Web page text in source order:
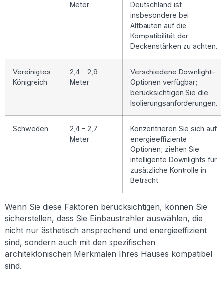
Meter
Deutschland ist
insbesondere bei
Altbauten auf die
Kompatibilität der
Deckenstärken zu achten.
Vereinigtes
Königreich
2,4 – 2,8
Meter
Verschiedene Downlight-
Optionen verfügbar;
berücksichtigen Sie die
Isolierungsanforderungen.
Schweden
2,4 – 2,7
Meter
Konzentrieren Sie sich auf
energieeffiziente
Optionen; ziehen Sie
intelligente Downlights für
zusätzliche Kontrolle in
Betracht.
Wenn Sie diese Faktoren berücksichtigen, können Sie
sicherstellen, dass Sie Einbaustrahler auswählen, die
nicht nur ästhetisch ansprechend und energieeffizient
sind, sondern auch mit den spezifischen
architektonischen Merkmalen Ihres Hauses kompatibel
sind.